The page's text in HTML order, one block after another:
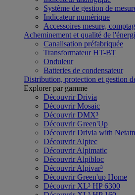
Système de gestion de
Indicateur numérique
Accessoires mesure,
Acheminement et qualité de
Canalisation préfabriquée
Transformateur HT-BT
Onduleur
Batteries de condensateur
Distribution, protection et gestion
Explorer par gamme
Découvrir Drivia
Découvrir Mosaic
Découvrir DMX³
Découvrir Green'Up
Découvrir Drivia with
Découvrir Alptec
Découvrir Alpimatic
Découvrir Alpibloc
Découvrir Alpivar³
Découvrir Green'up Home
Découvrir XL³ HP 6300